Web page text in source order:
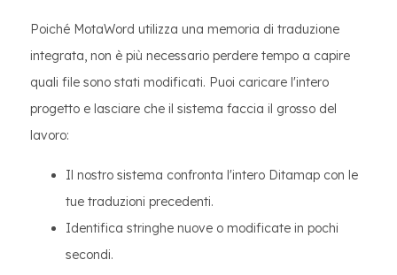
Poiché MotaWord utilizza una memoria di traduzione
integrata, non è più necessario perdere tempo a capire
quali file sono stati modificati. Puoi caricare l'intero
progetto e lasciare che il sistema faccia il grosso del
lavoro:
Il nostro sistema confronta l'intero Ditamap con le
tue traduzioni precedenti.
Identifica stringhe nuove o modificate in pochi
secondi.